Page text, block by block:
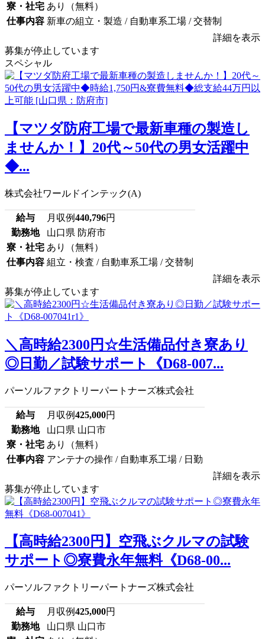
寮・社宅 あり（無料）
仕事内容 新車の組立・製造 / 自動車系工場 / 交替制
詳細を表示
募集が停止しています
スペシャル
【マツダ防府工場で最新車種の製造し
ませんか！】20代～50代の男女活躍中
◆...
株式会社ワールドインテック(A)
給与 月収例440,796円
勤務地
山口県 防府市
寮・社宅 あり（無料）
仕事内容 組立・検査 / 自動車系工場 / 交替制
詳細を表示
募集が停止しています
＼高時給2300円☆生活備品付き寮あり
◎日勤／試験サポート《D68-007...
パーソルファクトリーパートナーズ株式会社
給与 月収例425,000円
勤務地
山口県 山口市
寮・社宅 あり（無料）
仕事内容 アンテナの操作 / 自動車系工場 / 日勤
詳細を表示
募集が停止しています
【高時給2300円】空飛ぶクルマの試験
サポート◎寮費永年無料《D68-00...
パーソルファクトリーパートナーズ株式会社
給与 月収例425,000円
勤務地
山口県 山口市